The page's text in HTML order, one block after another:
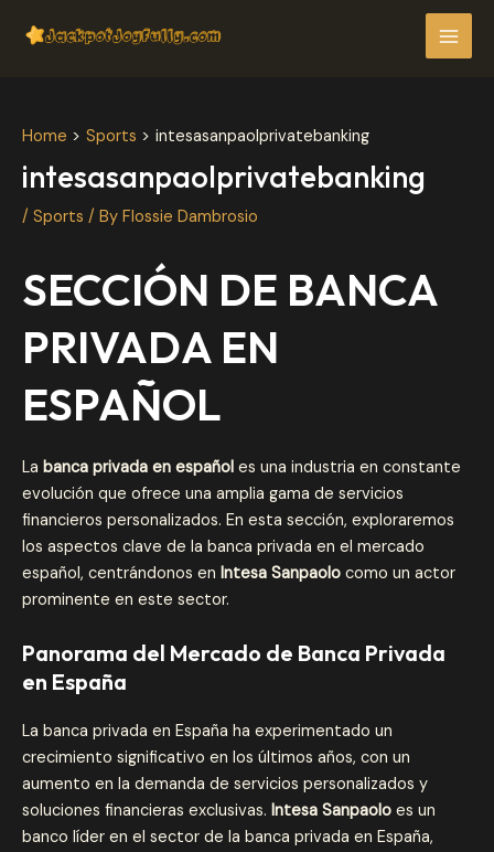
Home Sports intesasanpaolprivatebanking
intesasanpaolprivatebanking
/ Sports / By Flossie Dambrosio
SECCIÓN DE BANCA
PRIVADA EN
ESPAÑOL
La banca privada en español es una industria en constante
evolución que ofrece una amplia gama de servicios
financieros personalizados. En esta sección, exploraremos
los aspectos clave de la banca privada en el mercado
español, centrándonos en Intesa Sanpaolo como un actor
prominente en este sector.
Panorama del Mercado de Banca Privada
en España
La banca privada en España ha experimentado un
crecimiento significativo en los últimos años, con un
aumento en la demanda de servicios personalizados y
soluciones financieras exclusivas. Intesa Sanpaolo es un
banco líder en el sector de la banca privada en España,
navigation